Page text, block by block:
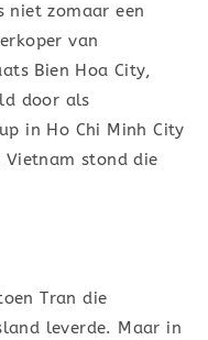
niet zomaar een
van
Bien Hoa City,
door als
in Ho Chi Minh City
stond die
Tran die
leverde. Maar in